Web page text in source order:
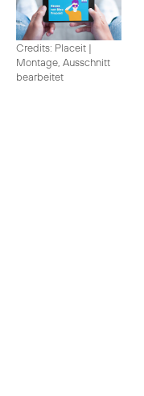
Credits: Placeit |
Montage, Ausschnitt
bearbeitet